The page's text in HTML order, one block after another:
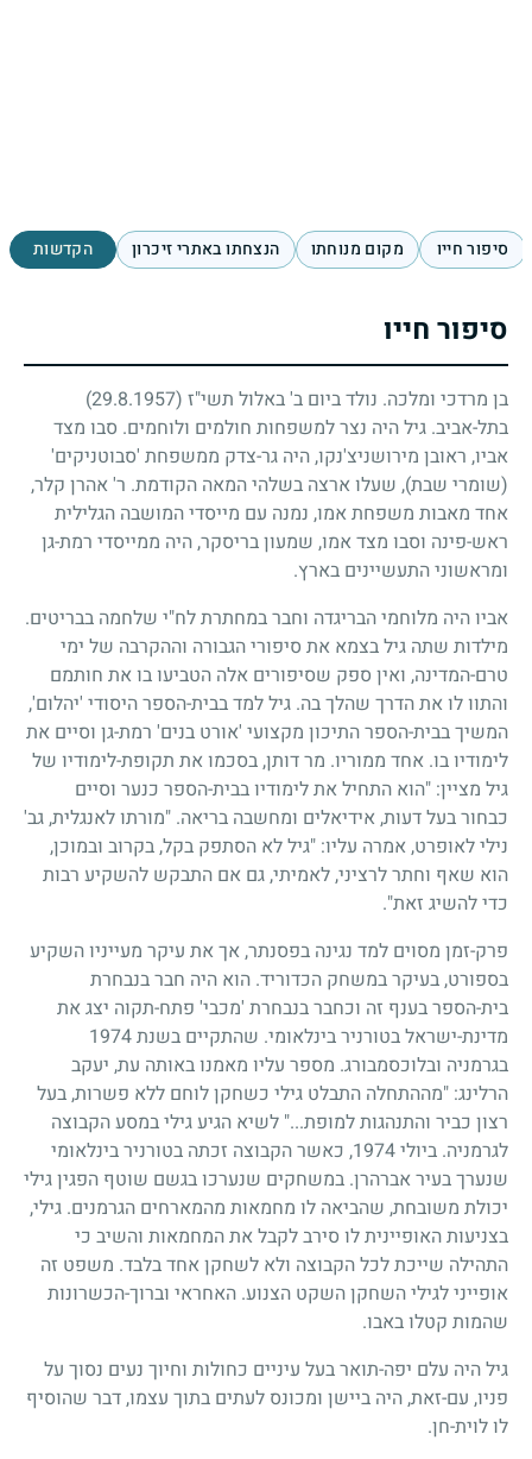
סיפור חייו מקום מנוחתו הנצחתו באתרי זיכרון הקדשות
סיפור חייו
בן מרדכי ומלכה. נולד ביום ב' באלול תשי"ז (29.8.1957)
בתל-אביב. גיל היה נצר למשפחות חולמים ולוחמים. סבו מצד
אביו, ראובן מירושניצ'נקו, היה גר-צדק ממשפחת 'סבוטניקים'
(שומרי שבת), שעלו ארצה בשלהי המאה הקודמת. ר' אהרן קלר,
אחד מאבות משפחת אמו, נמנה עם מייסדי המושבה הגלילית
ראש-פינה וסבו מצד אמו, שמעון בריסקר, היה ממייסדי רמת-גן
ומראשוני התעשיינים בארץ.
אביו היה מלוחמי הבריגדה וחבר במחתרת לח"י שלחמה בבריטים.
מילדות שתה גיל בצמא את סיפורי הגבורה וההקרבה של ימי
טרם-המדינה, ואין ספק שסיפורים אלה הטביעו בו את חותמם
והתוו לו את הדרך שהלך בה. גיל למד בבית-הספר היסודי 'יהלום',
המשיך בבית-הספר התיכון מקצועי 'אורט בנים' רמת-גן וסיים את
לימודיו בו. אחד ממוריו. מר דותן, בסכמו את תקופת-לימודיו של
גיל מציין: "הוא התחיל את לימודיו בבית-הספר כנער וסיים
כבחור בעל דעות, אידיאלים ומחשבה בריאה. "מורתו לאנגלית, גב'
נילי לאופרט, אמרה עליו: "גיל לא הסתפק בקל, בקרוב ובמוכן,
הוא שאף וחתר לרציני, לאמיתי, גם אם התבקש להשקיע רבות
כדי להשיג זאת".
פרק-זמן מסוים למד נגינה בפסנתר, אך את עיקר מעייניו השקיע
בספורט, בעיקר במשחק הכדוריד. הוא היה חבר בנבחרת
בית-הספר בענף זה וכחבר בנבחרת 'מכבי' פתח-תקוה יצג את
מדינת-ישראל בטורניר בינלאומי. שהתקיים בשנת1974
בגרמניה ובלוכסמבורג. מספר עליו מאמנו באותה עת, יעקב
הרלינג: "מההתחלה התבלט גילי כשחקן לוחם ללא פשרות, בעל
רצון כביר והתנהגות למופת..." לשיא הגיע גילי במסע הקבוצה
לגרמניה. ביולי1974, כאשר הקבוצה זכתה בטורניר בינלאומי
שנערך בעיר אברהרן. במשחקים שנערכו בגשם שוטף הפגין גילי
יכולת משובחת, שהביאה לו מחמאות מהמארחים הגרמנים. גילי,
בצניעות האופיינית לו סירב לקבל את המחמאות והשיב כי
התהילה שייכת לכל הקבוצה ולא לשחקן אחד בלבד. משפט זה
אופייני לגילי השחקן השקט הצנוע. האחראי וברוך-הכשרונות
שהמות קטלו באבו.
גיל היה עלם יפה-תואר בעל עיניים כחולות וחיוך נעים נסוך על
פניו, עם-זאת, היה ביישן ומכונס לעתים בתוך עצמו, דבר שהוסיף
לו לוית-חן.